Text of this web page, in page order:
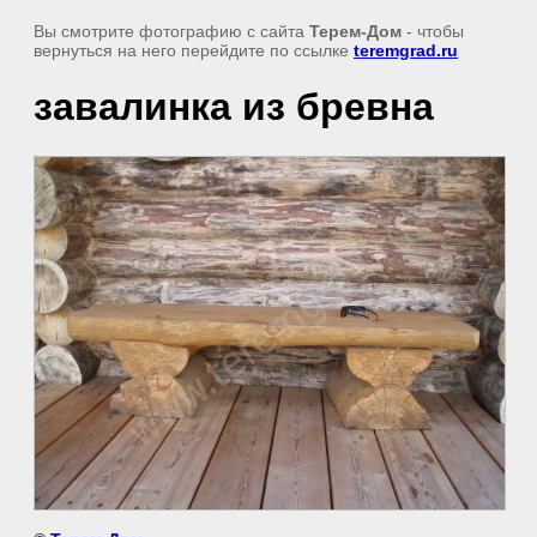
Вы смотрите фотографию с сайта Терем-Дом - чтобы
вернуться на него перейдите по ссылке teremgrad.ru
завалинка из бревна